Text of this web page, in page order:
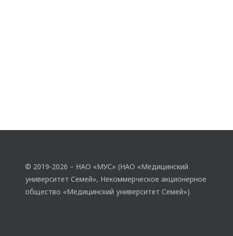
© 2019-2026 – НАО «МУС» (НАО «Медицинский
университет Семей», Некоммерческое акционерное
общество «Медицинский университет Семей»)